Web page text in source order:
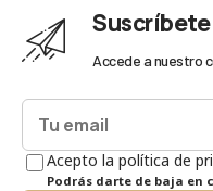
Accede a nuestro
Acepto la política de
Podrás darte de baja en